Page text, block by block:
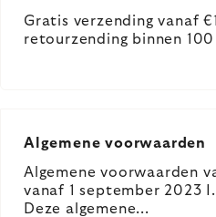
Gratis verzending vanaf
retourzending binnen
Algemene voorwaarden
Algemene voorwaarden
vanaf 1 september 2023
Deze algemene...